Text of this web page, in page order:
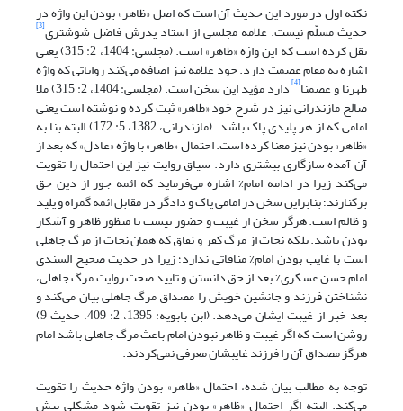
نکته اول در مورد این حدیث آن است که اصل «ظاهر» بودن این واژه در
حدیث مسلّم نیست. علامه مجلسی از استاد پدرش فاضل شوشتری[3]
نقل کرده است که این واژه «طاهر» است. (مجلسی: 1404، ‏2: 315) یعنی
اشاره به مقام عصمت دارد. خود علامه نیز اضافه می‌کند روایاتی که واژه
طهرنا و عصمنا[4] دارد مؤید این سخن است. (مجلسی: 1404، ‏2: 315) ملا
صالح مازندرانی نیز در شرح خود «طاهر» ثبت کرده و نوشته است یعنی
امامی که از هر پلیدی پاک باشد. (مازندرانی، 1382، ‏5: 172) البته بنا به
«ظاهر» بودن نیز معنا کرده است. احتمال «طاهر» با واژه «عادل» که بعد از
آن آمده سازگاری بیشتری دارد. سیاق روایت نیز این احتمال را تقویت
می‌کند زیرا در ادامه امام% اشاره می‌فرماید که ائمه جور از دین حق
برکنارند؛ بنابراین سخن در امامی پاک و دادگر در مقابل ائمه گمراه و پلید
و ظالم است. هرگز سخن از غیبت و حضور نیست تا منظور ظاهر و آشکار
بودن باشد. بلکه نجات از مرگ کفر و نفاق که همان نجات از مرگ جاهلی
است با غایب بودن امام% منافاتی ندارد؛ زیرا در حدیث صحیح السندی
امام حسن عسکری% بعد از حق دانستن و تایید صحت روایت مرگ جاهلی،
نشناختن فرزند و جانشین خویش را مصداق مرگ جاهلی بیان می‌کند و
بعد خبر از غیبت ایشان می‌دهد. (ابن بابویه: 1395، ‏2: 409، حدیث 9)
روشن است که اگر غیبت و ظاهر نبودن امام باعث مرگ جاهلی باشد امام
هرگز مصداق آن را فرزند غایبشان معرفی نمی‌کردند.
توجه به مطالب بیان شده، احتمال «طاهر» بودن واژه حدیث را تقویت
می‌کند. البته اگر احتمال «ظاهر» بودن نیز تقویت شود مشکلی پیش